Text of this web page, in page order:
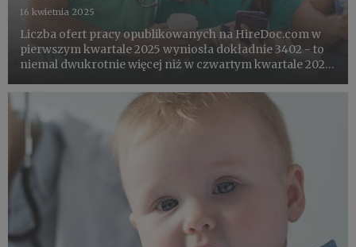
16 kwietnia 2025
Liczba ofert pracy opublikowanych na HireDoc.com w
pierwszym kwartale 2025 wyniosła dokładnie 3402 - to
niemal dwukrotnie więcej niż w czwartym kwartale 2024.
województwach - co wskazuje na równomiernie rosnące
zapotr...